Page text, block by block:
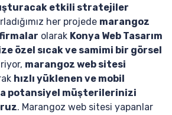
etkili stratejiler
her projede marangoz
olarak Konya Web Tasarım
özel sıcak ve samimi bir görsel
marangoz web sitesi
hızlı yüklenen ve mobil
potansiyel müşterilerinizi
. Marangoz web sitesi yapanlar